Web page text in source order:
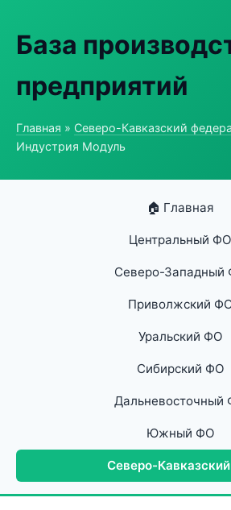
База
предприятий
Главная » Северо-Кавказский
Индустрия Модуль
🏠 Главная
Центральный ФО
Северо-Западный
Приволжский
Уральский ФО
Сибирский ФО
Дальневосточный
Южный ФО
Северо-